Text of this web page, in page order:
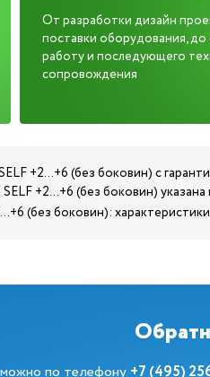
От разработки дизайн
поставки оборудования, до
работу и последующего
сопровождения
+2...+6 (без боковин) с
+2...+6 (без боковин)
(без боковин):
по телефону +7 (495)